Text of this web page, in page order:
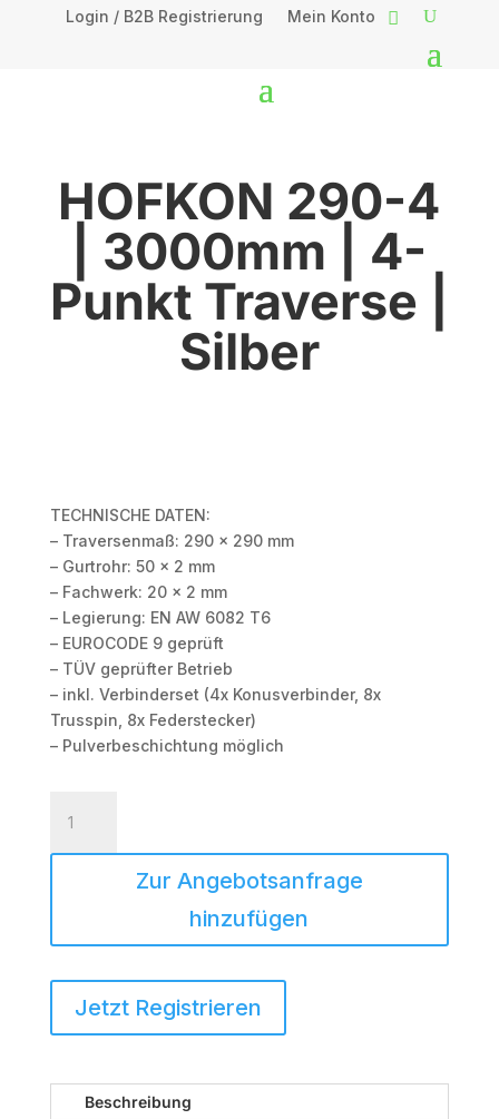
Login / B2B Registrierung Mein Konto
HOFKON 290-4
| 3000mm | 4-
Punkt Traverse |
Silber
TECHNISCHE DATEN:
– Traversenmaß: 290 x 290 mm
– Gurtrohr: 50 x 2 mm
– Fachwerk: 20 x 2 mm
– Legierung: EN AW 6082 T6
– EUROCODE 9 geprüft
– TÜV geprüfter Betrieb
– inkl. Verbinderset (4x Konusverbinder, 8x
Trusspin, 8x Federstecker)
– Pulverbeschichtung möglich
290-
4
Traverse
Silber
Zur Angebotsanfrage
hinzufügen
Jetzt Registrieren
Beschreibung